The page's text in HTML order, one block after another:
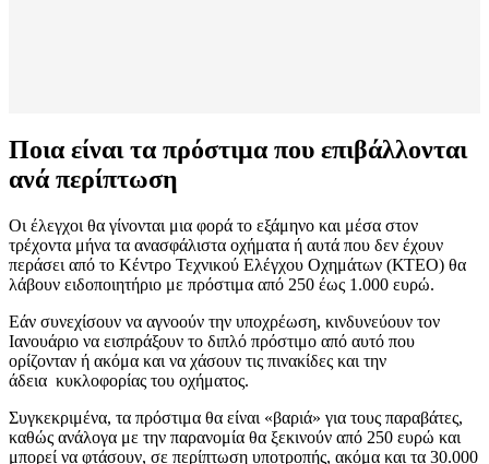
Ποια είναι τα πρόστιμα που επιβάλλονται
ανά περίπτωση
Οι έλεγχοι θα γίνονται μια φορά το εξάμηνο και μέσα στον
τρέχοντα μήνα τα ανασφάλιστα οχήματα ή αυτά που δεν έχουν
περάσει από το Κέντρο Τεχνικού Ελέγχου Οχημάτων (ΚΤΕΟ) θα
λάβουν ειδοποιητήριο με πρόστιμα από 250 έως 1.000 ευρώ.
Εάν συνεχίσουν να αγνοούν την υποχρέωση, κινδυνεύουν τον
Ιανουάριο να εισπράξουν το διπλό πρόστιμο από αυτό που
ορίζονταν ή ακόμα και να χάσουν τις πινακίδες και την
άδεια κυκλοφορίας του οχήματος.
Συγκεκριμένα, τα πρόστιμα θα είναι «βαριά» για τους παραβάτες,
καθώς ανάλογα με την παρανομία θα ξεκινούν από 250 ευρώ και
μπορεί να φτάσουν, σε περίπτωση υποτροπής, ακόμα και τα 30.000